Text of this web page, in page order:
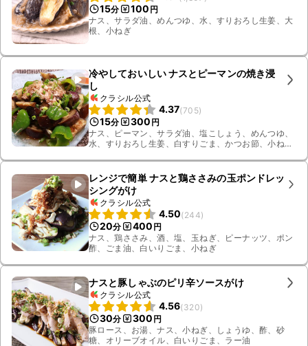
15分 100 円
ナス、サラダ油、めんつゆ、水、すりおろし生姜、大
根、小ねぎ
冷やしておいしい ナスとピーマンの焼き浸
し
クラシル公式
4.37(705)
15分 300 円
ナス、ピーマン、サラダ油、塩こしょう、めんつゆ、
水、すりおろし生姜、白すりごま、かつお節、小ね
レンジで簡単 ナスと鶏ささみの玉ポンドレッ
シングがけ
クラシル公式
4.50(244)
20分 400 円
ナス、鶏ささみ、酒、塩、玉ねぎ、ピーナッツ、ポン
酢、ごま油、白いりごま、小ねぎ
ナスと豚しゃぶのピリ辛ソースがけ
クラシル公式
4.56(320)
30分 300 円
豚ロース、お湯、ナス、小ねぎ、しょうゆ、酢、砂
糖、オリーブオイル、白いりごま、ラー油